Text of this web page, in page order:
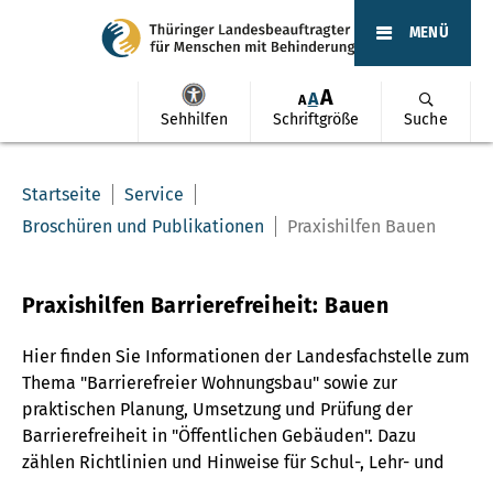
Sehhilfen
AAA
Schriftgröße Suche
MENÜ
Startseite
Service
Broschüren und Publikationen
Praxishilfen Bauen
Praxishilfen Barrierefreiheit: Bauen
Hier finden Sie Informationen der Landesfachstelle zum
Thema "Barrierefreier Wohnungsbau" sowie zur
praktischen Planung, Umsetzung und Prüfung der
Barrierefreiheit in "Öffentlichen Gebäuden". Dazu
zählen Richtlinien und Hinweise für Schul-, Lehr- und